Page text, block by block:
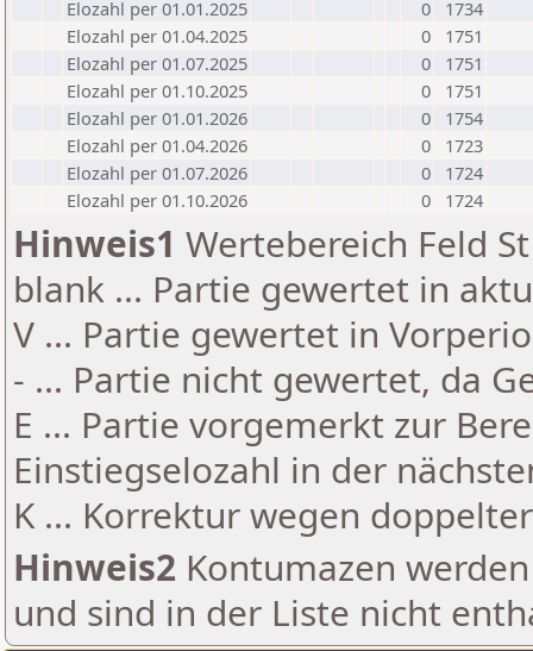
Elozahl per 01.01.2025
0
1734
Elozahl per 01.04.2025
0
1751
Elozahl per 01.07.2025
0
1751
Elozahl per 01.10.2025
0
1751
Elozahl per 01.01.2026
0
1754
Elozahl per 01.04.2026
0
1723
Elozahl per 01.07.2026
0
1724
Elozahl per 01.10.2026
0 1724
Hinweis1 Wertebereich Feld
blank ... Partie gewertet in
V ... Partie gewertet in
- ... Partie nicht gewertet, da
E ... Partie vorgemerkt zur
Einstiegselozahl in der
K ... Korrektur wegen
Hinweis2 Kontumazen
und sind in der Liste nicht